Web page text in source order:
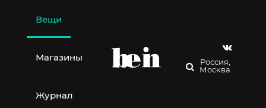
содержимому
Вещи
Магазины
Журнал
Россия,
Москва